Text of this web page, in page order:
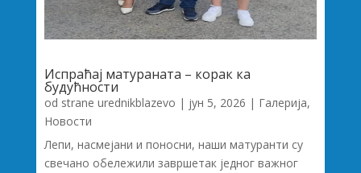
Испраћај матураната – корак ка
будућности
od strane urednikblazevo | јун 5, 2026 | Галерија,
Новости
Лепи, насмејани и поносни, наши матуранти су
свечано обележили завршетак једног важног